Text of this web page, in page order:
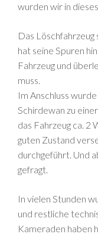
wurden wir in
Das Löschfahrzeug
hat seine Spuren
Fahrzeug und
muss.
Im Anschluss
Schirdewan zu
das Fahrzeug ca. 2
guten Zustand
durchgeführt. Und
gefragt.
In vielen Stunden
und restliche
Kameraden haben